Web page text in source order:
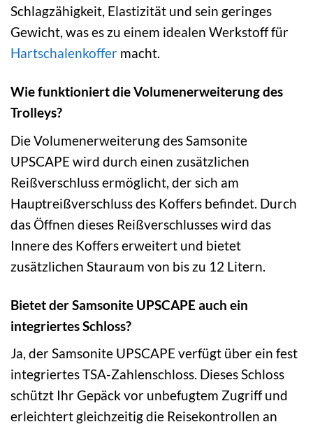
Schlagzähigkeit, Elastizität und sein geringes
Gewicht, was es zu einem idealen Werkstoff für
Hartschalenkoffer macht.
Wie funktioniert die Volumenerweiterung des
Trolleys?
Die Volumenerweiterung des Samsonite
UPSCAPE wird durch einen zusätzlichen
Reißverschluss ermöglicht, der sich am
Hauptreißverschluss des Koffers befindet. Durch
das Öffnen dieses Reißverschlusses wird das
Innere des Koffers erweitert und bietet
zusätzlichen Stauraum von bis zu 12 Litern.
Bietet der Samsonite UPSCAPE auch ein
integriertes Schloss?
Ja, der Samsonite UPSCAPE verfügt über ein fest
integriertes TSA-Zahlenschloss. Dieses Schloss
schützt Ihr Gepäck vor unbefugtem Zugriff und
erleichtert gleichzeitig die Reisekontrollen an